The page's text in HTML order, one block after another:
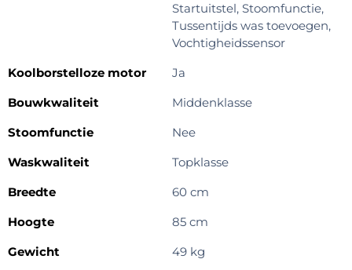
Startuitstel, Stoomfunctie,
Tussentijds was toevoegen,
Vochtigheidssensor
Koolborstelloze motor
Ja
Bouwkwaliteit
Middenklasse
Stoomfunctie
Nee
Waskwaliteit
Topklasse
Breedte
60 cm
Hoogte
85 cm
Gewicht
49 kg